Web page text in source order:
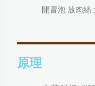
開冒泡 放肉絲
原理